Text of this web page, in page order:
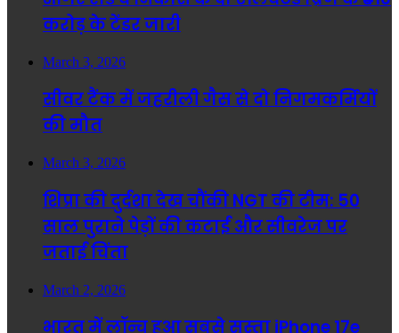
करोड़ के टेंडर जारी
March 3, 2026
सीवर टैंक में जहरीली गैस से दो निगमकर्मियों
की मौत
March 3, 2026
शिप्रा की दुर्दशा देख चौंकी NGT की टीम: 50
साल पुराने पेड़ों की कटाई और सीवरेज पर
जताई चिंता
March 2, 2026
भारत में लॉन्च हुआ सबसे सस्ता iPhone 17e